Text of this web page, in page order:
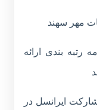
مهر سهند
رتبه بندی ارائه
ایرانسل در